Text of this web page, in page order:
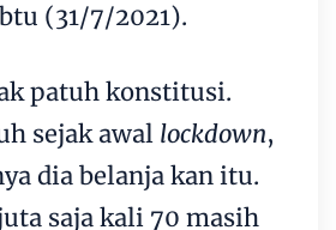
(31/7/2021).
patuh konstitusi.
sejak awal lockdown,
dia belanja kan itu.
saja kali 70 masih